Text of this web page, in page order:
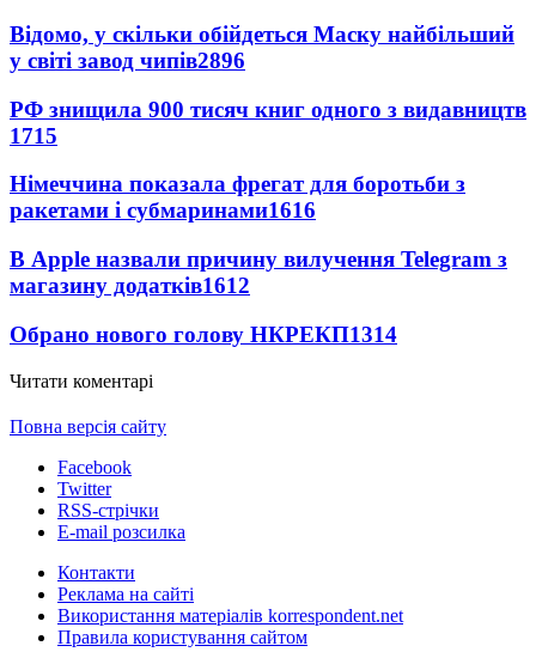
Відомо, у скільки обійдеться Маску найбільший
у світі завод чипів2896
РФ знищила 900 тисяч книг одного з видавництв
1715
Німеччина показала фрегат для боротьби з
ракетами і субмаринами1616
В Apple назвали причину вилучення Telegram з
магазину додатків1612
Обрано нового голову НКРЕКП1314
Читати коментарі
Повна версія сайту
Facebook
Twitter
RSS-стрічки
E-mail розсилка
Контакти
Реклама на сайті
Використання матеріалів korrespondent.net
Правила користування сайтом